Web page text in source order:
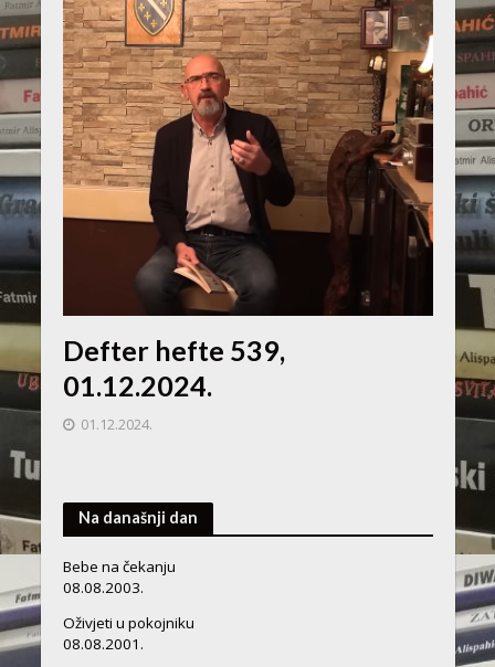
Defter hefte 539,
01.12.2024.
01.12.2024.
Na današnji dan
Bebe na čekanju
08.08.2003.
Oživjeti u pokojniku
08.08.2001.